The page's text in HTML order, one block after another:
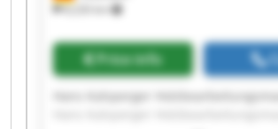
8,226 km
Price info
Hans Kalsperger